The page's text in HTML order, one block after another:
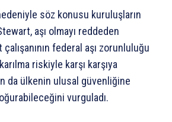
söz konusu kuruluşların
aşı olmayı reddeden
federal aşı zorunluluğu
riskiyle karşı karşıya
da ülkenin ulusal güvenliğine
vurguladı.